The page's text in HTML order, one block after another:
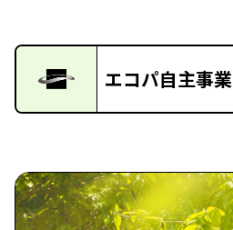
エコパ自主事業